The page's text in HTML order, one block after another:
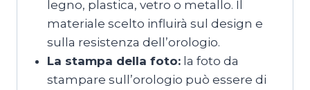
legno, plastica, vetro o metallo. Il
materiale scelto influirà sul design e
sulla resistenza dell’orologio.
La stampa della foto:la foto da
stampare sull’orologio può essere di